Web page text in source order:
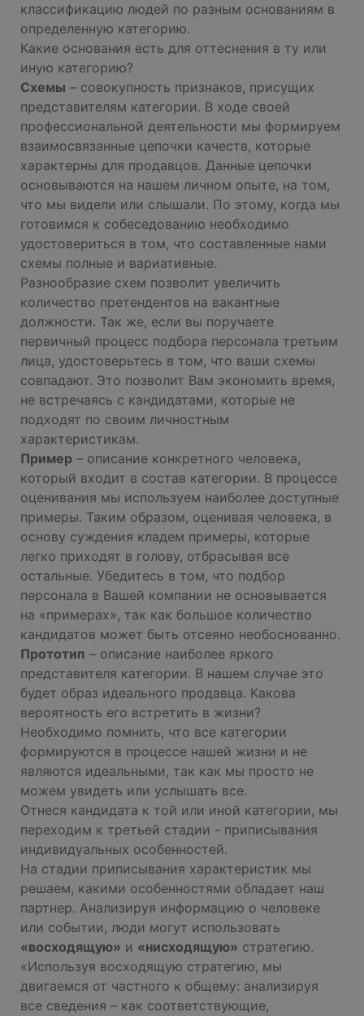
классификацию людей по разным основаниям в
определенную категорию.
Какие основания есть для оттеснения в ту или
иную категорию?
Схемы – совокупность признаков, присущих
представителям категории. В ходе своей
профессиональной деятельности мы формируем
взаимосвязанные цепочки качеств, которые
характерны для продавцов. Данные цепочки
основываются на нашем личном опыте, на том,
что мы видели или слышали. По этому, когда мы
готовимся к собеседованию необходимо
удостовериться в том, что составленные нами
схемы полные и вариативные.
Разнообразие схем позволит увеличить
количество претендентов на вакантные
должности. Так же, если вы поручаете
первичный процесс подбора персонала третьим
лица, удостоверьтесь в том, что ваши схемы
совпадают. Это позволит Вам экономить время,
не встречаясь с кандидатами, которые не
подходят по своим личностным
характеристикам.
Пример – описание конкретного человека,
который входит в состав категории. В процессе
оценивания мы используем наиболее доступные
примеры. Таким образом, оценивая человека, в
основу суждения кладем примеры, которые
легко приходят в голову, отбрасывая все
остальные. Убедитесь в том, что подбор
персонала в Вашей компании не основывается
на «примерах», так как большое количество
кандидатов может быть отсеяно необоснованно.
Прототип – описание наиболее яркого
представителя категории. В нашем случае это
будет образ идеального продавца. Какова
вероятность его встретить в жизни?
Необходимо помнить, что все категории
формируются в процессе нашей жизни и не
являются идеальными, так как мы просто не
можем увидеть или услышать все.
Отнеся кандидата к той или иной категории, мы
переходим к третьей стадии - приписывания
индивидуальных особенностей.
На стадии приписывания характеристик мы
решаем, какими особенностями обладает наш
партнер. Анализируя информацию о человеке
или событии, люди могут использовать
«восходящую» и «нисходящую» стратегию.
«Используя восходящую стратегию, мы
двигаемся от частного к общему: анализируя
все сведения – как соответствующие,